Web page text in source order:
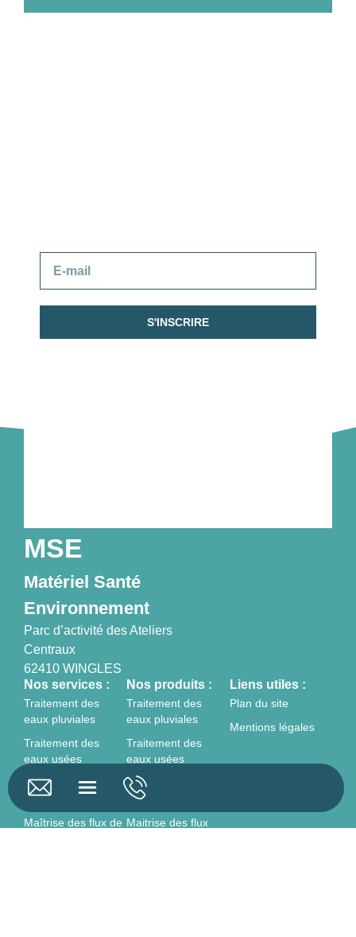
S'INSCRIRE
MSE
Matériel Santé
Environnement
Parc d’activité des Ateliers
Centraux
62410 WINGLES
Nos services :
Traitement des
eaux pluviales
Traitement des
eaux usées
Pré-traitement des
eaux
Maîtrise des flux de
Nos produits :
Traitement des
eaux pluviales
Traitement des
eaux usées
Pré-traitement des
eaux
Maitrise des flux
Liens utiles :
Plan du site
Mentions légales